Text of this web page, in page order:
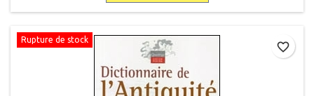
Rupture de stock
favorite_border